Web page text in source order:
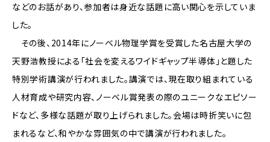
などのお話があり、参加者は身近な話題に高い関心を示していま
した。
その後、2014年にノーベル物理学賞を受賞した名古屋大学の
天野浩教授による「社会を変えるワイドギャップ半導体」と題した
特別学術講演が行われました。講演では、現在取り組まれている
人材育成や研究内容、ノーベル賞発表の際のユニークなエピソー
ドなど、多様な話題が取り上げられました。会場は時折笑いに包
まれるなど、和やかな雰囲気の中で講演が行われました。